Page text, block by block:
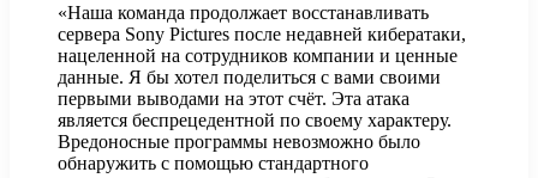
«Наша команда продолжает восстанавливать
сервера Sony Pictures после недавней кибератаки,
нацеленной на сотрудников компании и ценные
данные. Я бы хотел поделиться с вами своими
первыми выводами на этот счёт. Эта атака
является беспрецедентной по своему характеру.
Вредоносные программы невозможно было
обнаружить с помощью стандартного